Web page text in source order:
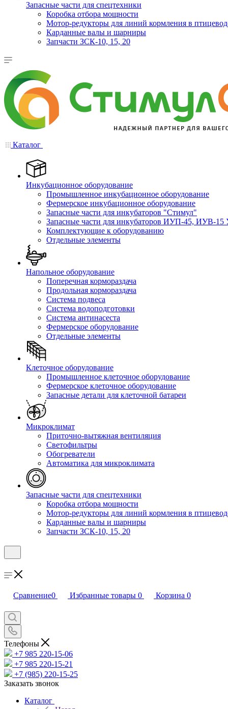
Запасные части для спецтехники
Коробка отбора мощности
Мотор-редукторы для линий кормления в
Карданные валы и шарниры
Запчасти ЗСК-10, 15, 20
Каталог
Инкубационное оборудование
Промышленное инкубационное оборудование
Фермерское инкубационное оборудование
Запасные части для инкубаторов "Стимул"
Запасные части для инкубаторов ИУП-45, ИУВ-15
Комплектующие к оборудованию
Отдельные элементы
Напольное оборудование
Поперечная кормораздача
Продольная кормораздача
Система подвеса
Система водоподготовки
Система антинасеста
Фермерское оборудование
Отдельные элементы
Клеточное оборудование
Промышленное клеточное оборудование
Фермерское клеточное оборудование
Запасные детали для клеточной батареи
Микроклимат
Приточно-вытяжная вентиляция
Светофильтры
Обогреватели
Автоматика для микроклимата
Запасные части для спецтехники
Коробка отбора мощности
Мотор-редукторы для линий кормления в
Карданные валы и шарниры
Запчасти ЗСК-10, 15, 20
Сравнение0 Избранные товары 0 Корзина 0
Телефоны
+7 985 220-15-06
+7 985 220-15-21
+7 (985) 220-15-25
Заказать звонок
Каталог